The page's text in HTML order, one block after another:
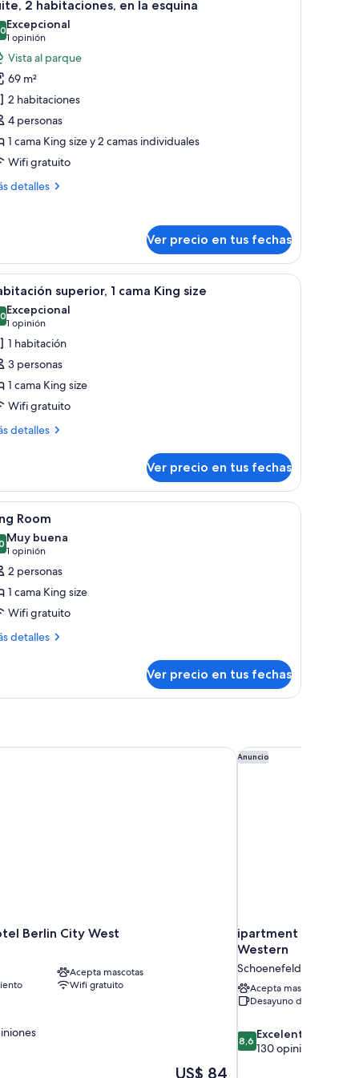
2 habitaciones, en la esquina
de 10
Excepcional
1 opinión
(1
opinión)
Vista al parque
69 m²
2 habitaciones
4 personas
1 cama King size y 2 camas individuales
Wifi gratuito
detalles
Ver precio en tus fechas
de comedor, incluyendo mesas redondas y cabinas, además de una
Habitación de hotel con una cama grande,
3 superior, 1 cama King size
de 10
Excepcional
1 opinión
(1
opinión)
1 habitación
3 personas
1 cama King size
Wifi gratuito
detalles
Ver precio en tus fechas
Ropa de cama hipoalergénica y minibar
8 Room
de 10
Muy buena
1 opinión
(1
opinión)
2 personas
1 cama King size
Wifi gratuito
detalles
Ver precio en tus fechas
Berlin City West
Acepta mascotas
Wifi gratuito
El
US$ 84
Berlin City West Anuncio
ipartment Berlin
Western
Schoenefeld
Acepta mascotas
Desayuno disponible
8.6
de
8,6 Excelente
130 opiniones
ipartment Berlin